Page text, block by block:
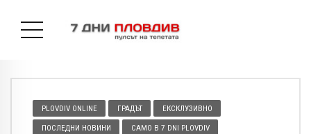
PLOVDIV ONLINE ГРАДЪТ ЕКСКЛУЗИВНО
ПОСЛЕДНИ НОВИНИ САМО В 7 DNI PLOVDIV